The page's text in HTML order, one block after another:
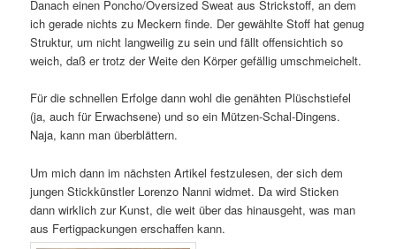
Danach einen Poncho/Oversized Sweat aus Strickstoff, an dem
ich gerade nichts zu Meckern finde. Der gewählte Stoff hat genug
Struktur, um nicht langweilig zu sein und fällt offensichtich so
weich, daß er trotz der Weite den Körper gefällig umschmeichelt.
Für die schnellen Erfolge dann wohl die genähten Plüschstiefel
(ja, auch für Erwachsene) und so ein Mützen-Schal-Dingens.
Naja, kann man überblättern.
Um mich dann im nächsten Artikel festzulesen, der sich dem
jungen Stickkünstler Lorenzo Nanni widmet. Da wird Sticken
dann wirklich zur Kunst, die weit über das hinausgeht, was man
aus Fertigpackungen erschaffen kann.